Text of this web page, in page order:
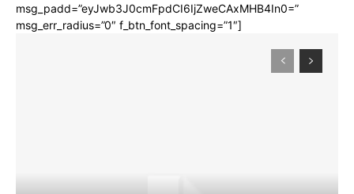
msg_padd=”eyJwb3J0cmFpdCI6IjZweCAxMHB4In0=”
msg_err_radius=”0″ f_btn_font_spacing=”1″]